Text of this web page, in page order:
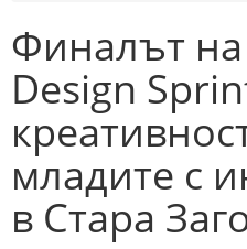
Финалът
Design
младите с
в Стара